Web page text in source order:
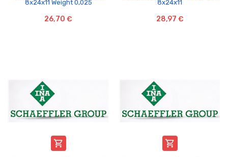
8x24x11 Weight 0,025
26,70 €
8x24x11
28,97 €
 